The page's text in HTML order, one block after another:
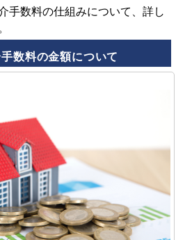
手数料の仕組みについて、詳し
数料の金額について